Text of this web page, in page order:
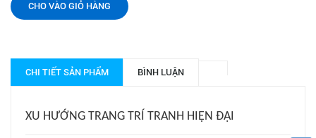
CHO VÀO GIỎ HÀNG
CHI TIẾT SẢN PHẨM BÌNH LUẬN
XU HƯỚNG TRANG TRÍ TRANH HIỆN ĐẠI